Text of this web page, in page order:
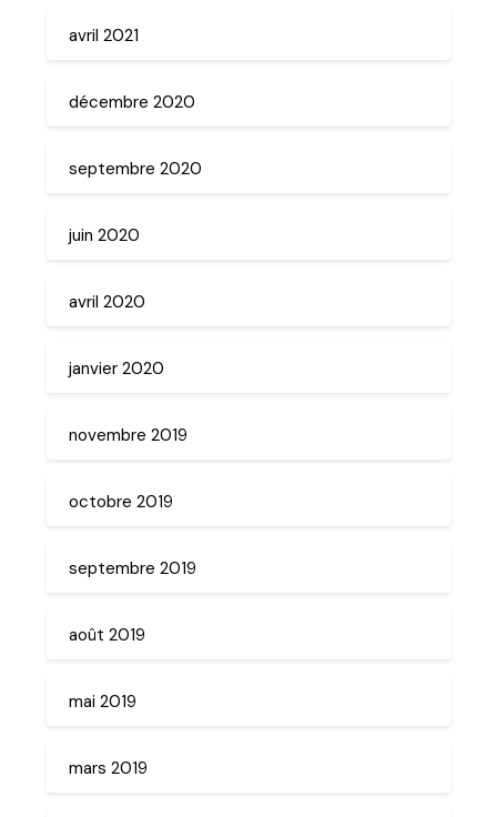
avril 2021
décembre 2020
septembre 2020
juin 2020
avril 2020
janvier 2020
novembre 2019
octobre 2019
septembre 2019
août 2019
mai 2019
mars 2019